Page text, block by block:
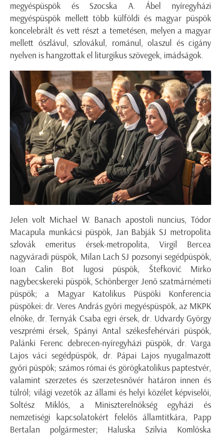
megyéspüspök és Szocska A. Ábel nyíregyházi
megyéspüspök mellett több külföldi és magyar püspök
koncelebrált és vett részt a temetésen, melyen a magyar
mellett ószlávul, szlovákul, románul, olaszul és cigány
nyelven is hangzottak el liturgikus szövegek, imádságok.
Jelen volt Michael W. Banach apostoli nuncius, Tódor
Macapula munkácsi püspök, Jan Babják SJ metropolita
szlovák emeritus érsek-metropolita, Virgil Bercea
nagyváradi püspök, Milan Lach SJ pozsonyi segédpüspök,
Ioan Calin Bot lugosi püspök, Štefković Mirko
nagybecskereki püspök, Schönberger Jenő szatmárnémeti
püspök; a Magyar Katolikus Püspöki Konferencia
püspökei: dr. Veres András győri megyéspüspök, az MKPK
elnöke, dr. Ternyák Csaba egri érsek, dr. Udvardy György
veszprémi érsek, Spányi Antal székesfehérvári püspök,
Palánki Ferenc debrecen-nyíregyházi püspök, dr. Varga
Lajos váci segédpüspök, dr. Pápai Lajos nyugalmazott
győri püspök; számos római és görögkatolikus paptestvér,
valamint szerzetes és szerzetesnővér határon innen és
túlról; világi vezetők az állami és helyi közélet képviselői,
Soltész Miklós, a Miniszterelnökség egyházi és
nemzetiségi kapcsolatokért felelős államtitkára, Papp
Bertalan polgármester; Haluska Szilvia Komlóska